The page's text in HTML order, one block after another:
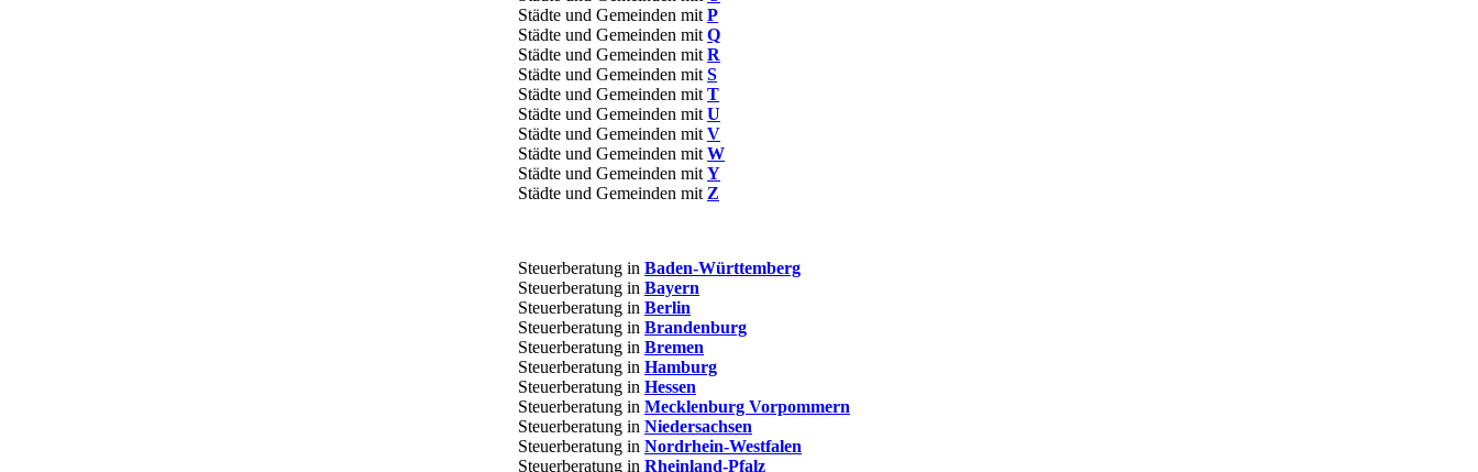
Städte und Gemeinden mit P
Städte und Gemeinden mit Q
Städte und Gemeinden mit R
Städte und Gemeinden mit S
Städte und Gemeinden mit T
Städte und Gemeinden mit U
Städte und Gemeinden mit V
Städte und Gemeinden mit W
Städte und Gemeinden mit Y
Städte und Gemeinden mit Z
Steuerberatung in Baden-Württemberg
Steuerberatung in Bayern
Steuerberatung in Berlin
Steuerberatung in Brandenburg
Steuerberatung in Bremen
Steuerberatung in Hamburg
Steuerberatung in Hessen
Steuerberatung in Mecklenburg Vorpommern
Steuerberatung in Niedersachsen
Steuerberatung in Nordrhein-Westfalen
Steuerberatung in Rheinland-Pfalz